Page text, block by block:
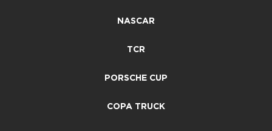
NASCAR
TCR
PORSCHE CUP
COPA TRUCK